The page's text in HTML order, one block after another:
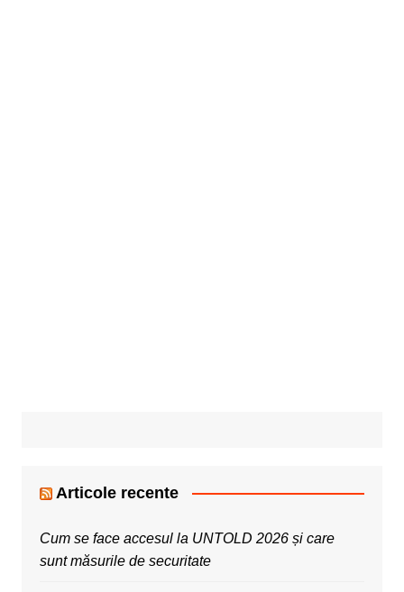
Articole recente
Cum se face accesul la UNTOLD 2026 și care
sunt măsurile de securitate